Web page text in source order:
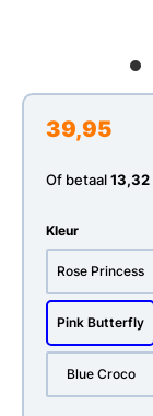
39,95
Of betaal13,32
Kleur
Rose Princess
Pink Butterfly
Blue Croco